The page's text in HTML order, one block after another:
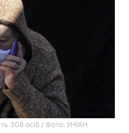
308 осіб / Фото: УНІАН